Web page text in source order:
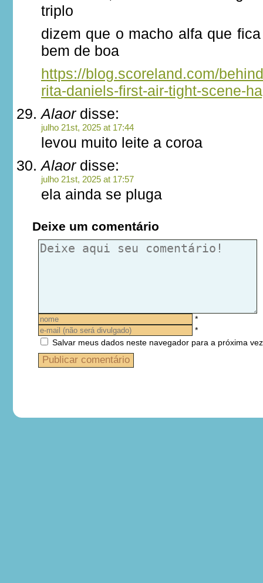
triplo
dizem que o macho alfa que
bem de boa
https://blog.scoreland.com/
rita-daniels-first-air-tight-scene-
Alaordisse:
julho 21st, 2025 at 17:44
levou muito leite a coroa
Alaordisse:
julho 21st, 2025 at 17:57
ela ainda se pluga
Deixe um comentário
*
*
Salvar meus dados neste navegador para a próxima